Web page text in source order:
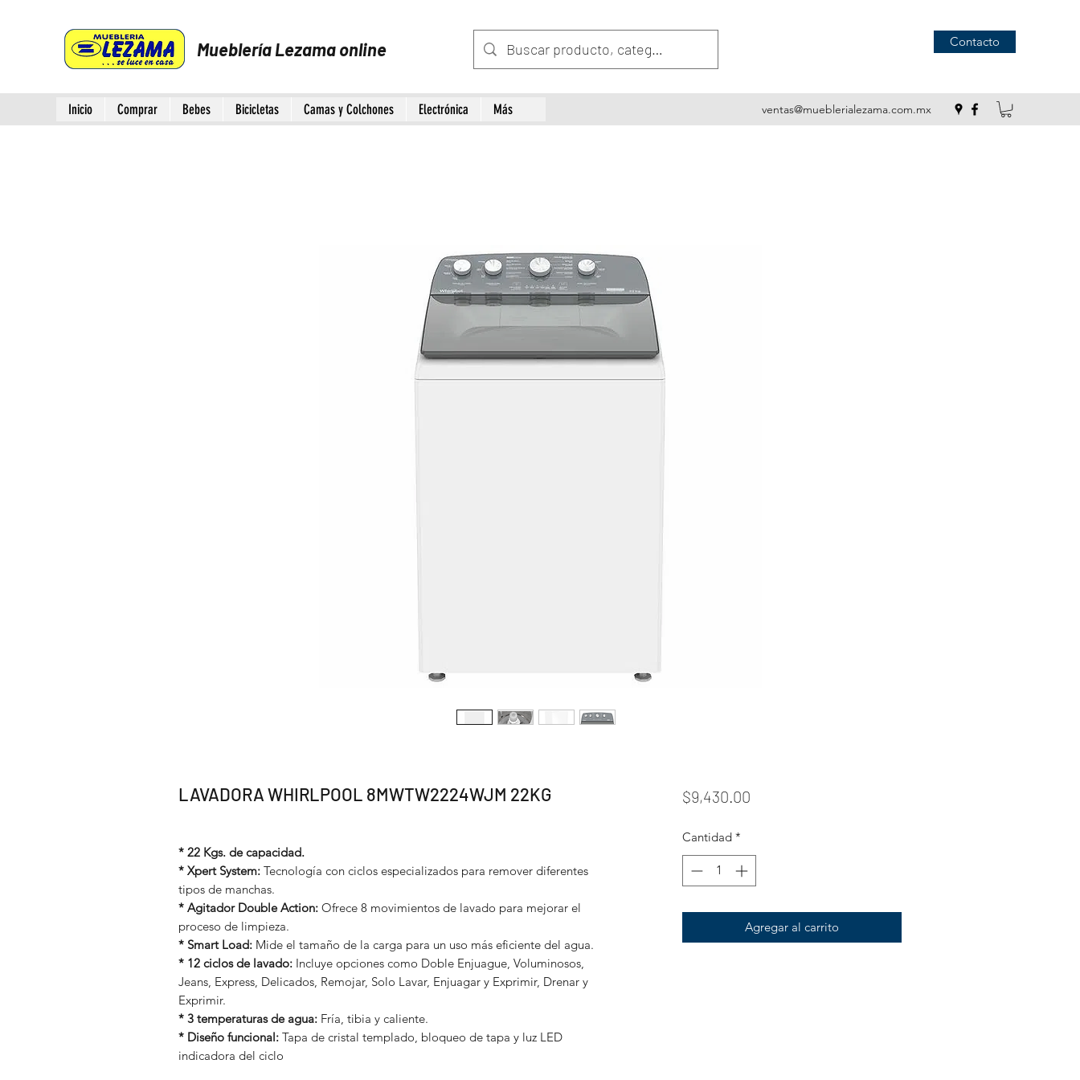
Mueblería Lezama online Contacto
Inicio Comprar Bebes Bicicletas Camas y Colchones Electrónica Más ventas@mueblerialezama.com.mx
LAVADORA WHIRLPOOL 8MWTW2224WJM 22KG
* 22 Kgs. de capacidad.
* Xpert System: Tecnología con ciclos especializados para remover diferentes
tipos de manchas.
* Agitador Double Action: Ofrece 8 movimientos de lavado para mejorar el
proceso de limpieza.
* Smart Load: Mide el tamaño de la carga para un uso más eficiente del agua.
* 12 ciclos de lavado: Incluye opciones como Doble Enjuague, Voluminosos,
Jeans, Express, Delicados, Remojar, Solo Lavar, Enjuagar y Exprimir, Drenar y
Exprimir.
* 3 temperaturas de agua: Fría, tibia y caliente.
* Diseño funcional: Tapa de cristal templado, bloqueo de tapa y luz LED
indicadora del ciclo
$9,430.00Precio
Cantidad *
Agregar al carrito